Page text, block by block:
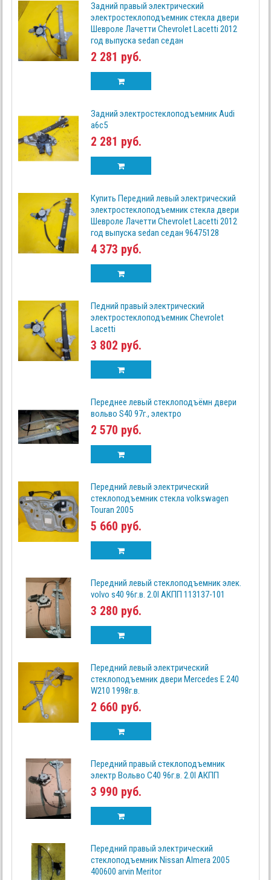
Задний правый электрический
электростеклоподъемник стекла двери
Шевроле Лачетти Chevrolet Lacetti 2012
год выпуска sedan седан
2 281 руб.
Задний электростеклоподъемник Audi
a6c5
2 281 руб.
Купить Передний левый электрический
электростеклоподъемник стекла двери
Шевроле Лачетти Chevrolet Lacetti 2012
год выпуска sedan седан 96475128
4 373 руб.
Педний правый электрический
электростеклоподъемник Chevrolet
Lacetti
3 802 руб.
Переднее левый стеклоподъёмн двери
вольво S40 97г., электро
2 570 руб.
Передний левый электрический
стеклоподъемник стекла volkswagen
Touran 2005
5 660 руб.
Передний левый стеклоподъемник элек.
volvo s40 96г.в. 2.0I АКПП 113137-101
3 280 руб.
Передний левый электрический
стеклоподъемник двери Mercedes Е 240
W210 1998г.в.
2 660 руб.
Передний правый стеклоподъемник
электр Вольво С40 96г.в. 2.0I АКПП
3 990 руб.
Передний правый электрический
стеклоподъемник Nissan Almera 2005
400600 arvin Meritor